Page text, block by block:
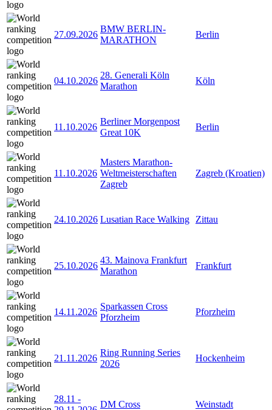
27.09.2026
BMW BERLIN-
MARATHON
Berlin
04.10.2026
28. Generali Köln
Marathon
Köln
11.10.2026
Berliner Morgenpost
Great 10K
Berlin
11.10.2026
Masters Marathon-
Weltmeisterschaften
Zagreb
Zagreb (Kroatien)
24.10.2026 Lusatian Race Walking Zittau
25.10.2026
43. Mainova Frankfurt
Marathon
Frankfurt
14.11.2026
Sparkassen Cross
Pforzheim
Pforzheim
21.11.2026
Ring Running Series
2026
Hockenheim
28.11 -
DM Cross Weinstadt